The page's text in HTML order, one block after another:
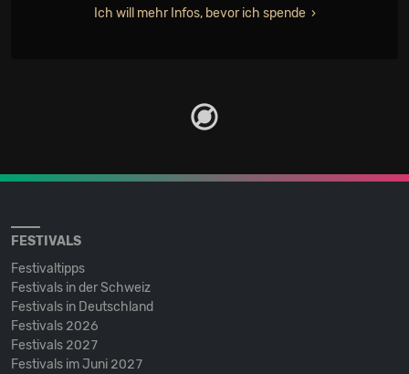
Ich will mehr Infos, bevor ich spende
FESTIVALS
Festivaltipps
Festivals in der Schweiz
Festivals in Deutschland
Festivals 2026
Festivals 2027
Festivals im Juni 2027